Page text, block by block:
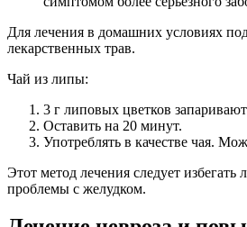
Для лечения в домашних условиях
лекарственных трав.
Чай из липы:
3 г липовых цветков
Оставить на 20 минут.
Употреблять в качестве чая.
Этот метод лечения следует
проблемы с желудком.